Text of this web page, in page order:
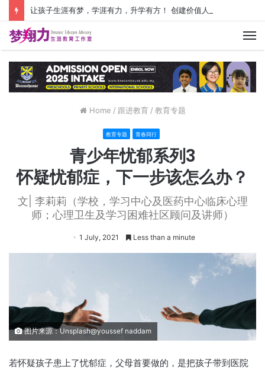
Home / 跟进教育 / 教育专题
教育专题 青春同行
青少年忧郁系列3
怀疑忧郁症，下一步该怎么办？
文| 李莉莉（学校，学习中心及医药中心临床心理
师；心理卫生及学习困难社区顾问及讲师）
1 July, 2021 Less than a minute
图片来源：Unsplash@youssef naddam
若怀疑孩子患上了忧郁症，父母首要做的，是把孩子带到医院